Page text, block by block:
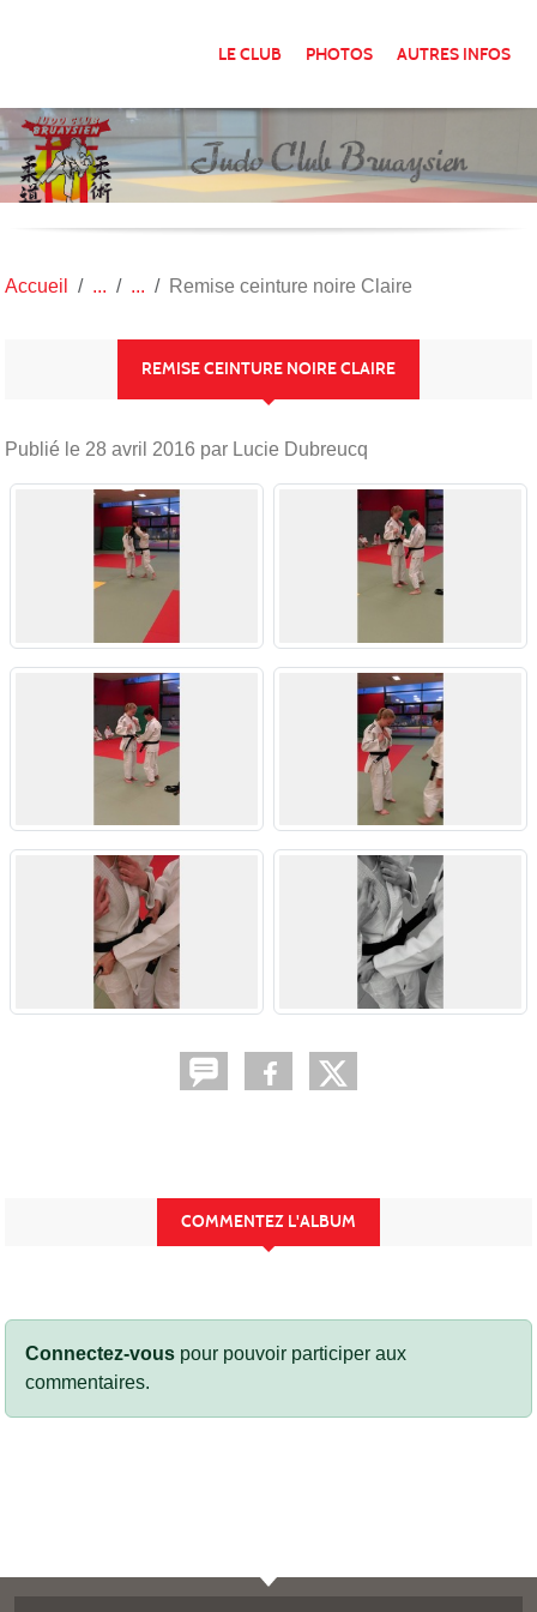
LE CLUB PHOTOS AUTRES INFOS
Accueil Remise ceinture noire Claire
REMISE CEINTURE NOIRE CLAIRE
Publié le 28 avril 2016 par Lucie Dubreucq
COMMENTEZ L'ALBUM
Connectez-vous pour pouvoir participer aux
commentaires.